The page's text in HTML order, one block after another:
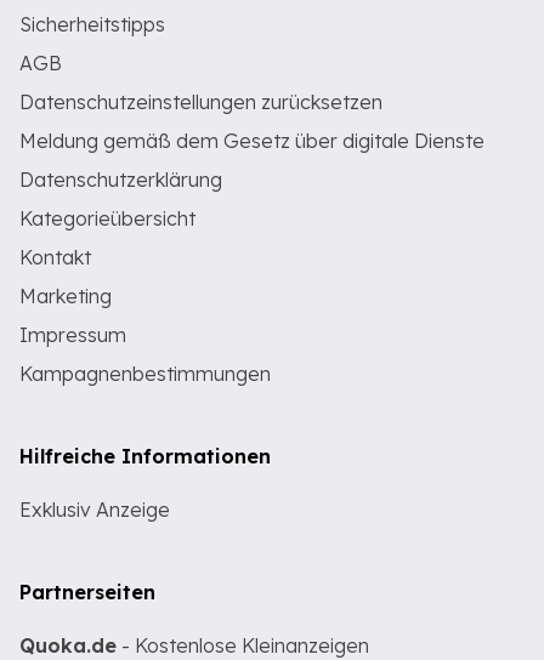
Sicherheitstipps
AGB
Datenschutzeinstellungen zurücksetzen
Meldung gemäß dem Gesetz über digitale Dienste
Datenschutzerklärung
Kategorieübersicht
Kontakt
Marketing
Impressum
Kampagnenbestimmungen
Hilfreiche Informationen
Exklusiv Anzeige
Partnerseiten
Quoka.de - Kostenlose Kleinanzeigen